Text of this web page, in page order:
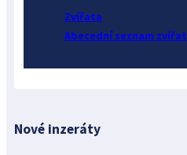
Zvířata
Abecední seznam zvířat
Nové inzeráty